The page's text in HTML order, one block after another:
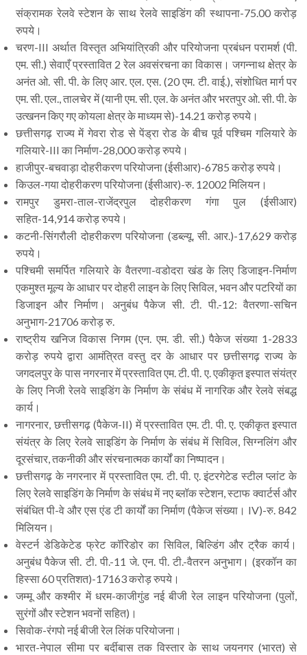
संक्रामक रेलवे स्टेशन के साथ रेलवे साइडिंग की स्थापना-75.00 करोड़
रुपये।
चरण-III अर्थात विस्तृत अभियांत्रिकी और परियोजना प्रबंधन परामर्श (पी.
एम. सी.) सेवाएँ प्रस्तावित 2 रेल अवसंरचना का विकास। जगन्नाथ क्षेत्र के
अनंत ओ. सी. पी. के लिए आर. एल. एस. (20 एम. टी. वाई.), संशोधित मार्ग पर
एम. सी. एल., तालचेर में (यानी एम. सी. एल. के अनंत और भरतपुर ओ. सी. पी. के
उत्खनन किए गए कोयला क्षेत्र के माध्यम से)-14.21 करोड़ रुपये।
छत्तीसगढ़ राज्य में गेवरा रोड से पेंड्रा रोड के बीच पूर्व पश्चिम गलियारे के
गलियारे-III का निर्माण-28,000 करोड़ रुपये।
हाजीपुर-बचवाड़ा दोहरीकरण परियोजना (ईसीआर)-6785 करोड़ रुपये।
किउल-गया दोहरीकरण परियोजना (ईसीआर)-रु. 12002 मिलियन।
रामपुर डुमरा-ताल-राजेंद्रपुल दोहरीकरण गंगा पुल (ईसीआर)
सहित-14,914 करोड़ रुपये।
कटनी-सिंगरौली दोहरीकरण परियोजना (डब्ल्यू. सी. आर.)-17,629 करोड़
रुपये।
पश्चिमी समर्पित गलियारे के वैतरणा-वडोदरा खंड के लिए डिजाइन-निर्माण
एकमुश्त मूल्य के आधार पर दोहरी लाइन के लिए सिविल, भवन और पटरियों का
डिजाइन और निर्माण। अनुबंध पैकेज सी. टी. पी.-12: वैतरणा-सचिन
अनुभाग-21706 करोड़ रु.
राष्ट्रीय खनिज विकास निगम (एन. एम. डी. सी.) पैकेज संख्या 1-2833
करोड़ रुपये द्वारा आमंत्रित वस्तु दर के आधार पर छत्तीसगढ़ राज्य के
जगदलपुर के पास नगरनार में प्रस्तावित एम. टी. पी. ए. एकीकृत इस्पात संयंत्र
के लिए निजी रेलवे साइडिंग के निर्माण के संबंध में नागरिक और रेलवे संबद्ध
कार्य।
नागरनार, छत्तीसगढ़ (पैकेज-II) में प्रस्तावित एम. टी. पी. ए. एकीकृत इस्पात
संयंत्र के लिए रेलवे साइडिंग के निर्माण के संबंध में सिविल, सिग्नलिंग और
दूरसंचार, तकनीकी और संरचनात्मक कार्यों का निष्पादन।
छत्तीसगढ़ के नगरनार में प्रस्तावित एम. टी. पी. ए. इंटरगेटेड स्टील प्लांट के
लिए रेलवे साइडिंग के निर्माण के संबंध में नए ब्लॉक स्टेशन, स्टाफ क्वार्टर्स और
संबंधित पी-वे और एस एंड टी कार्यों का निर्माण (पैकेज संख्या। IV)-रु. 842
मिलियन।
वेस्टर्न डेडिकेटेड फ्रेट कॉरिडोर का सिविल, बिल्डिंग और ट्रैक कार्य।
अनुबंध पैकेज सी. टी. पी.-11 जे. एन. पी. टी.-वैतरन अनुभाग। (इरकॉन का
हिस्सा 60 प्रतिशत)-17163 करोड़ रुपये।
जम्मू और कश्मीर में धरम-काजीगुंड नई बीजी रेल लाइन परियोजना (पुलों,
सुरंगों और स्टेशन भवनों सहित)।
सिवोक-रंगपो नई बीजी रेल लिंक परियोजना।
भारत-नेपाल सीमा पर बर्दीबास तक विस्तार के साथ जयनगर (भारत) से